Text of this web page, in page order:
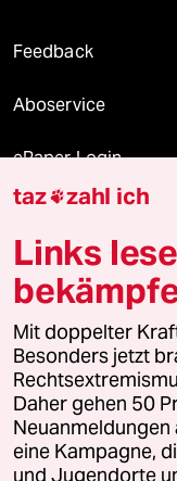
Feedback
Aboservice
ePaper Login
Downloads für
© 2026 taz Verlags
Alle Rechte vorbehalten.
wenden Sie sich bitte an
Feedback
Leitlinie Informant
taz zahl ich
Links
Mit doppelter
Besonders jetzt
Daher gehen 50
Neuanmeldungen
eine Kampagne,
und Jugendorte